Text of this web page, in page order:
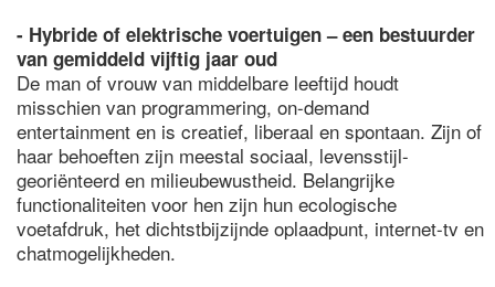
- Hybride of elektrische voertuigen – een bestuurder
van gemiddeld vijftig jaar oud
De man of vrouw van middelbare leeftijd houdt
misschien van programmering, on-demand
entertainment en is creatief, liberaal en spontaan. Zijn of
haar behoeften zijn meestal sociaal, levensstijl-
georiënteerd en milieubewustheid. Belangrijke
functionaliteiten voor hen zijn hun ecologische
voetafdruk, het dichtstbijzijnde oplaadpunt, internet-tv en
chatmogelijkheden.